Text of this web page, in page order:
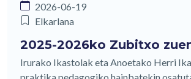
2026-06-19
Elkarlana
2025-2026ko Zubitxo
Irurako Ikastolak eta Anoetako Herri